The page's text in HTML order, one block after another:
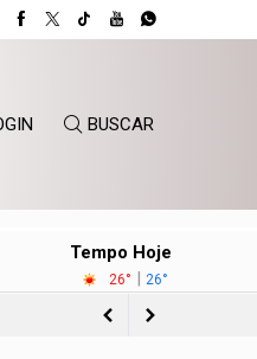
BUSCAR
Tempo Hoje
26° | 26°